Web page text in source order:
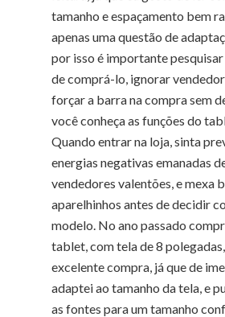
tamanho e espaçamento bem
apenas uma questão de
por isso é importante
de comprá-lo, ignorar
forçar a barra na compra sem
você conheça as funções do
Quando entrar na loja, sinta
energias negativas emanadas
vendedores valentões, e mexa
aparelhinhos antes de decidir
modelo. No ano passado
tablet, com tela de 8
excelente compra, já que de
adaptei ao tamanho da tela, e
as fontes para um tamanho